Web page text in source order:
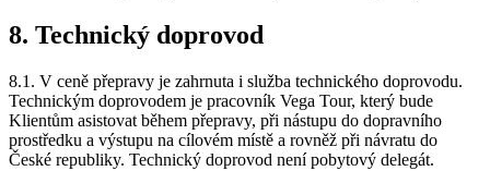
8. Technický doprovod
8.1. V ceně přepravy je zahrnuta i služba technického doprovodu.
Technickým doprovodem je pracovník Vega Tour, který bude
Klientům asistovat během přepravy, při nástupu do dopravního
prostředku a výstupu na cílovém místě a rovněž při návratu do
České republiky. Technický doprovod není pobytový delegát.